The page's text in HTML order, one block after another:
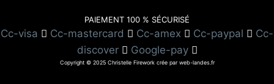
PAIEMENT 100 % SÉCURISÉ
Cc-visa Cc-mastercard Cc-amex Cc-paypal
Cc-
discover
Google-pay
Copyright © 2025 Christelle Firework crée par web-landes.fr